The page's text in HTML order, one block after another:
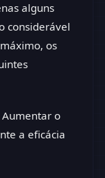
alguns
considerável
os
o
a eficácia